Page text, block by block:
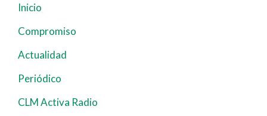
Navegación
principal
Inicio
Compromiso
Actualidad
Periódico
CLM Activa Radio